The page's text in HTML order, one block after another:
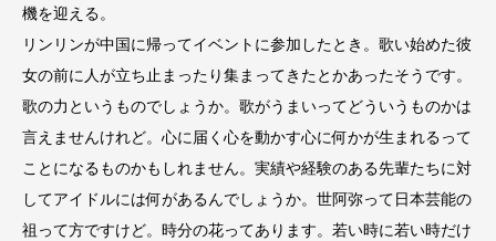
機を迎える。
リンリンが中国に帰ってイベントに参加したとき。歌い始めた彼
女の前に人が立ち止まったり集まってきたとかあったそうです。
歌の力というものでしょうか。歌がうまいってどういうものかは
言えませんけれど。心に届く心を動かす心に何かが生まれるって
ことになるものかもしれません。実績や経験のある先輩たちに対
してアイドルには何があるんでしょうか。世阿弥って日本芸能の
祖って方ですけど。時分の花ってあります。若い時に若い時だけ